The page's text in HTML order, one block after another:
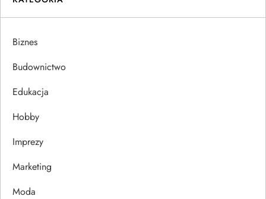
g
a
c
a
w
p
Biznes
Budownictwo
Edukacja
Hobby
Imprezy
Marketing
Moda